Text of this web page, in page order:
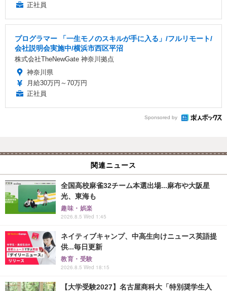
正社員
プログラマー 「一生モノのスキルが手に入る」/フルリモート/
会社説明会実施中/横浜市西区平沼
株式会社TheNewGate 神奈川拠点
神奈川県
月給30万円～70万円
正社員
Sponsored by
関連ニュース
全国高校麻雀32チーム本選出場...麻布や大阪星
光、東海も
趣味・娯楽
2026.8.5 Wed 1:45
ネイティブキャンプ、中高生向けニュース英語提
供...毎日更新
教育・受験
2026.8.5 Wed 18:15
【大学受験2027】名古屋商科大「特別奨学生入